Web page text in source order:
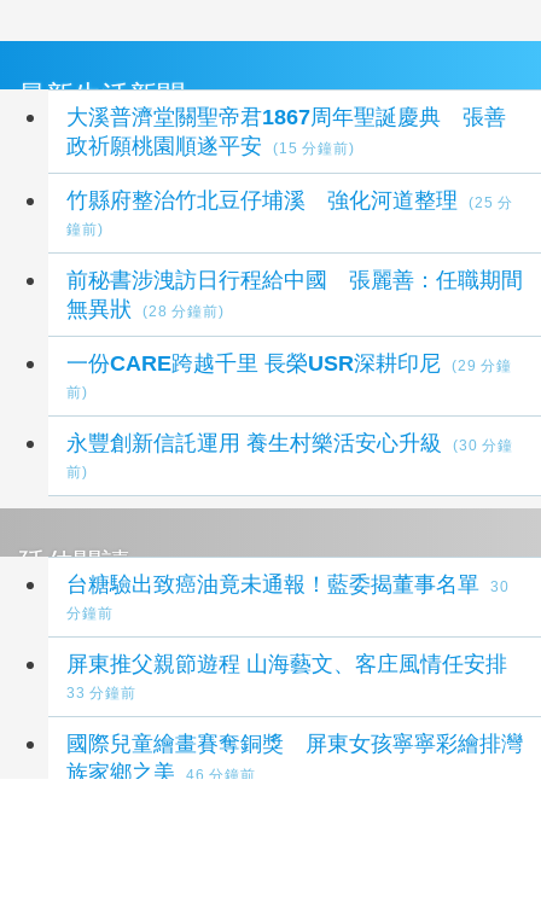
最新生活新聞
大溪普濟堂關聖帝君1867周年聖誕慶典 張善
政祈願桃園順遂平安
(15 分鐘前)
竹縣府整治竹北豆仔埔溪 強化河道整理
(25 分
鐘前)
前秘書涉洩訪日行程給中國 張麗善：任職期間
無異狀
(28 分鐘前)
一份CARE跨越千里 長榮USR深耕印尼
(29 分鐘
前)
永豐創新信託運用 養生村樂活安心升級
(30 分鐘
前)
延伸閱讀
台糖驗出致癌油竟未通報！藍委揭董事名單
30
分鐘前
屏東推父親節遊程 山海藝文、客庄風情任安排
33 分鐘前
國際兒童繪畫賽奪銅獎 屏東女孩寧寧彩繪排灣
族家鄉之美
46 分鐘前